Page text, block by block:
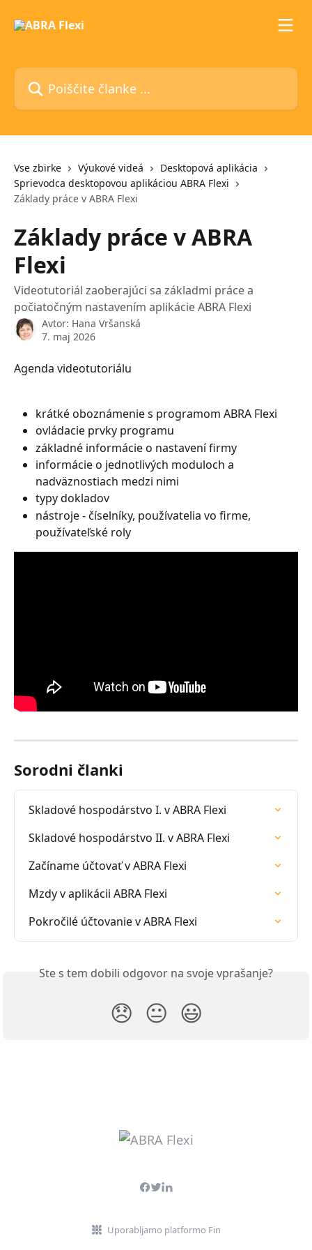
Poiščite članke ...
Vse zbirke Výukové videá
Desktopová aplikácia
Sprievodca desktopovou aplikáciou ABRA Flexi
Základy práce v ABRA Flexi
Základy práce v ABRA
Flexi
Videotutoriál zaoberajúci sa základmi práce a
počiatočným nastavením aplikácie ABRA Flexi
Avtor: Hana Vršanská
7. maj 2026
Agenda videotutoriálu
krátké oboznámenie s programom ABRA Flexi
ovládacie prvky programu
základné informácie o nastavení firmy
informácie o jednotlivých moduloch a
nadväznostiach medzi nimi
typy dokladov
nástroje - číselníky, používatelia vo firme,
používateľské roly
Sorodni članki
Skladové hospodárstvo I. v ABRA Flexi
Skladové hospodárstvo II. v ABRA Flexi
Začíname účtovať v ABRA Flexi
Mzdy v aplikácii ABRA Flexi
Pokročilé účtovanie v ABRA Flexi
Ste s tem dobili odgovor na svoje vprašanje?
😞 😐 😃
Uporabljamo platformo Fin